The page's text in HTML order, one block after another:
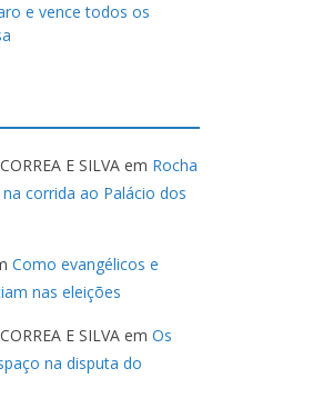
e vence todos os
E SILVA em Rocha
corrida ao Palácio dos
Como evangélicos e
nas eleições
E SILVA em Os
na disputa do